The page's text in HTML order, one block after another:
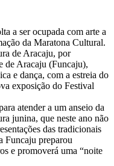
a ser ocupada com arte a
da Maratona Cultural.
de Aracaju, por
de Aracaju (Funcaju),
e dança, com a estreia do
exposição do Festival
atender a um anseio da
junina, que neste ano não
das tradicionais
Funcaju preparou
e promoverá uma “noite